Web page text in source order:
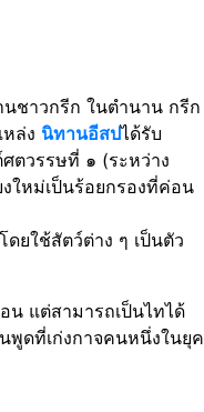
ชาวกรีก ในตำนาน กรีก
ล่ง นิทานอีสปได้รับ
ตวรรษที่ ๑ (ระหว่าง
ใหม่เป็นร้อยกรองที่ค่อน
ยใช้สัตว์ต่าง ๆ เป็นตัว
น แต่สามารถเป็นไทได้
พูดที่เก่งกาจคนหนึ่งในยุค